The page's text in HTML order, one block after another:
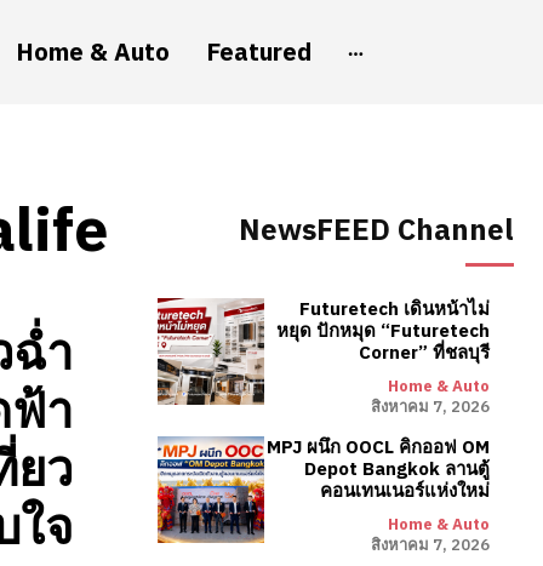
Home & Auto Featured
ฉ่ำ
า
ยว
ใจ
NewsFEED Channel
Futuretech เดินหน้าไม่
หยุด ปักหมุด “Futuretech
Corner” ที่ชลบุรี
Home & Auto
สิงหาคม 7, 2026
MPJ ผนึก OOCL คิกออฟ OM
Depot Bangkok ลานตู้
คอนเทนเนอร์แห่งใหม่
Home & Auto
สิงหาคม 7, 2026